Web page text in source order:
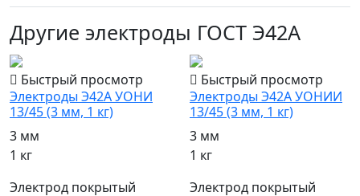
Другие электроды ГОСТ Э42А
Быстрый просмотр
Электроды Э42А УОНИ
13/45 (3 мм, 1 кг)
3 мм
1 кг
Электрод покрытый
Быстрый просмотр
Электроды Э42А УОНИИ
13/45 (3 мм, 1 кг)
3 мм
1 кг
Электрод покрытый